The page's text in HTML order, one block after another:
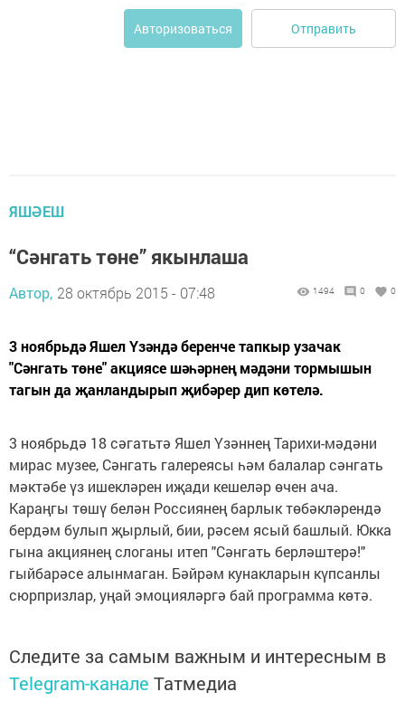
Авторизоваться Отправить
ЯШӘЕШ
“Сәнгать төне” якынлаша
Автор, 28 октябрь 2015 - 07:48 1494 0 0
3 ноябрьдә Яшел Үзәндә беренче тапкыр узачак
"Сәнгать төне" акциясе шәһәрнең мәдәни тормышын
тагын да җанландырып җибәрер дип көтелә.
3 ноябрьдә 18 сәгатьтә Яшел Үзәннең Тарихи-мәдәни
мирас музее, Сәнгать галереясы һәм балалар сәнгать
мәктәбе үз ишекләрен иҗади кешеләр өчен ача.
Караңгы төшү белән Россиянең барлык төбәкләрендә
бердәм булып җырлый, бии, рәсем ясый башлый. Юкка
гына акциянең слоганы итеп "Сәнгать берләштерә!"
гыйбарәсе алынмаган. Бәйрәм кунакларын күпсанлы
сюрпризлар, уңай эмоцияләргә бай программа көтә.
Следите за самым важным и интересным в
Telegram-канале Татмедиа